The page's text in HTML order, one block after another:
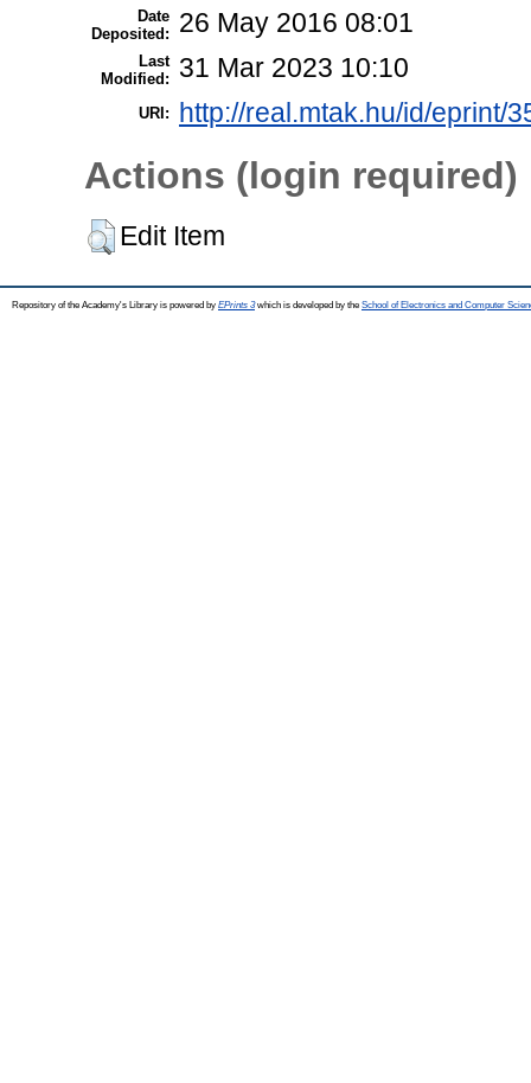
Date
Deposited:
26 May 2016 08:01
Last
Modified:
31 Mar 2023 10:10
URI: http://real.mtak.hu/id/eprint/
Actions (login required)
Edit Item
Repository of the Academy's Library is powered by EPrints 3which is developed by the School of Electronics and Computer